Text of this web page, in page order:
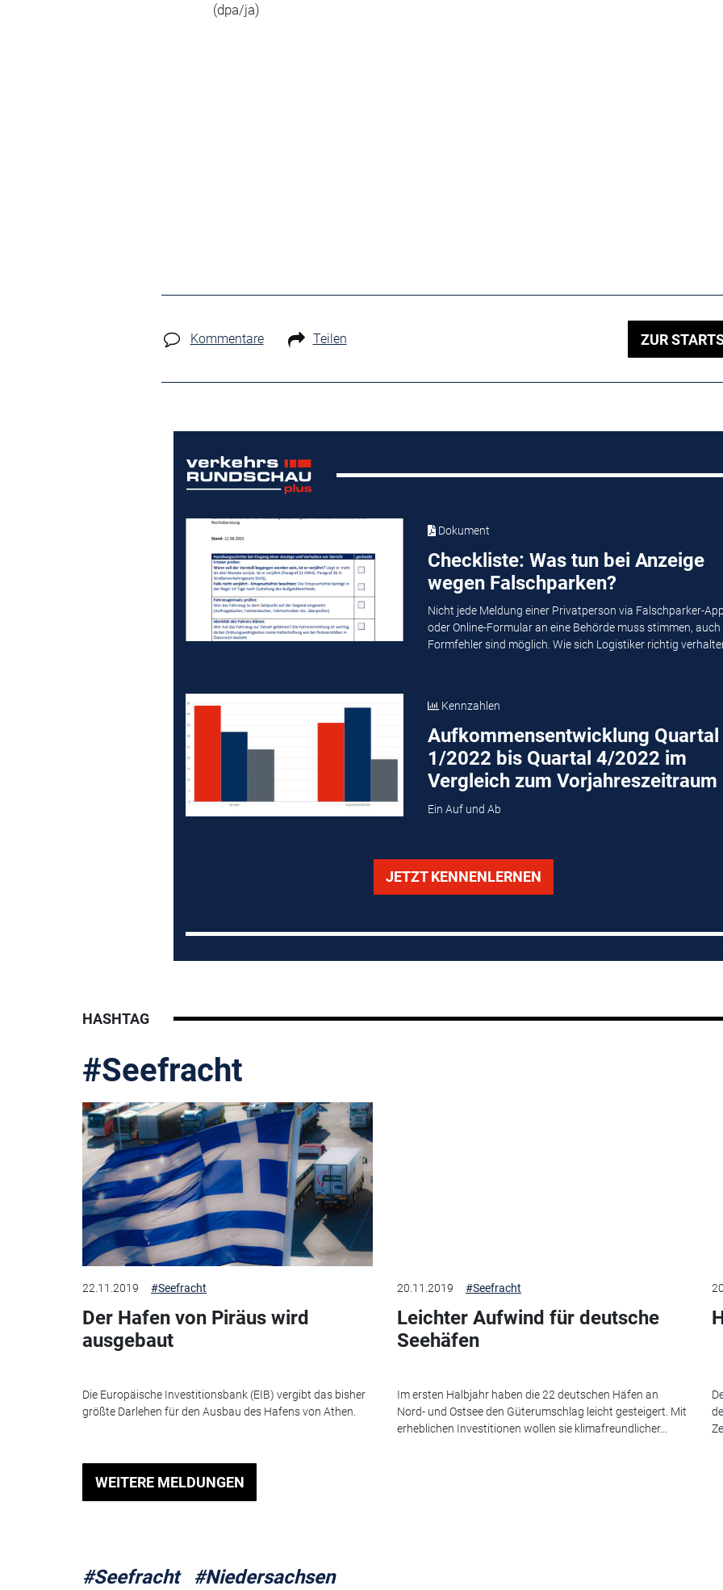
(dpa/ja)
Kommentare Teilen ZUR
Dokument
Checkliste: Was tun bei Anzeige
wegen Falschparken?
Nicht jede Meldung einer Privatperson via Falschparker-
oder Online-Formular an eine Behörde muss stimmen, auch
Formfehler sind möglich. Wie sich Logistiker richtig
Kennzahlen
Aufkommensentwicklung Quartal
1/2022 bis Quartal 4/2022 im
Vergleich zum Vorjahreszeitraum
Ein Auf und Ab
JETZT KENNENLERNEN
HASHTAG
#Seefracht
22.11.2019 #Seefracht
Der Hafen von Piräus wird
ausgebaut
Die Europäische Investitionsbank (EIB) vergibt das bisher
größte Darlehen für den Ausbau des Hafens von Athen.
20.11.2019 #Seefracht
Leichter Aufwind für deutsche
Seehäfen
Im ersten Halbjahr haben die 22 deutschen Häfen an
Nord- und Ostsee den Güterumschlag leicht gesteigert. Mit
erheblichen Investitionen wollen sie klimafreundlicher...
WEITERE MELDUNGEN
#Seefracht #Niedersachsen